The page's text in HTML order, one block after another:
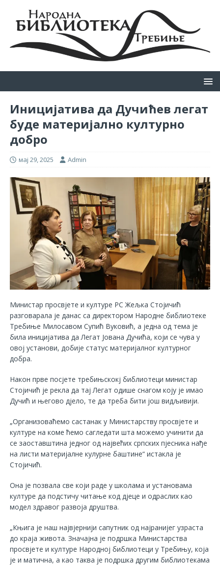
Иницијатива да Дучићев легат
буде материјално културно
добро
мај 29, 2025 Admin
Министар просвјете и културе РС Жељка Стојичић
разговарала је данас са директором Народне библиотеке
Требиње Милосавом Супић Вуковић, а једна од тема је
била иницијатива да Легат Јована Дучића, који се чува у
овој установи, добије статус материјалног културног
добра.
Након прве посјете требињскокј библиотеци министар
Стојичић је рекла да тај Легат одише снагом коју је имао
Дучић и његово дјело, те да треба бити још видљивији.
„Организоваћемо састанак у Министарству просвјете и
културе на коме ћемо сагледати шта можемо учинити да
се заоставштина једног од највећих српских пјесника нађе
на листи материјалне кулурне баштине“ истакла је
Стојичић.
Она је позвала све који раде у школама и установама
културе да подстичу читање код дјеце и одраслих као
модел здравог развоја друштва.
„Књига је наш највјернији сапутник од најранијег узраста
до краја живота. Значајна је подршка Министарства
просвјете и културе Народној библиотеци у Требињу, која
је и матична, а као таква је подршка другим библиотекама